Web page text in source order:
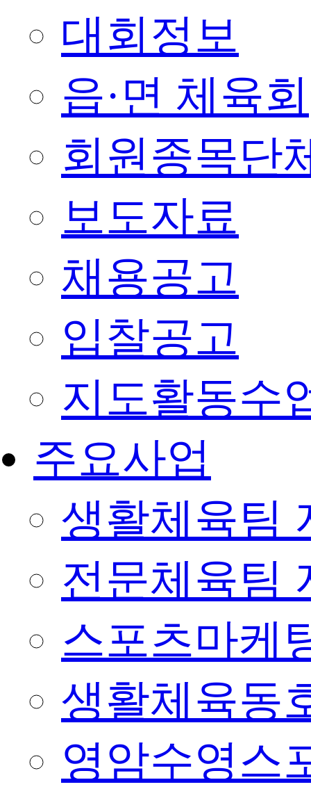
대회정보
읍·면 체육회
회원종목단
보도자료
채용공고
입찰공고
지도활동수
주요사업
생활체육팀
전문체육팀
스포츠마케
생활체육동
영암수영스